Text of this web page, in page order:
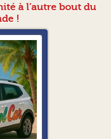
à l’autre bout du
!